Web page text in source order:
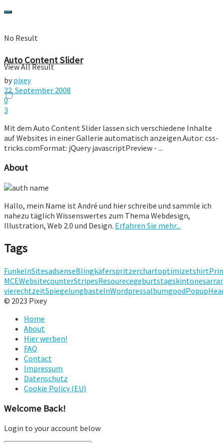
No Result
View All Result
Auto Content Slider
by pixey
22. September 2008
0
3
Mit dem Auto Content Slider lassen sich verschiedene Inhalte
auf Websites in einer Gallerie automatisch anzeigen.Autor: css-
tricks.comFormat: jQuery javascriptPreview - ...
About
Hallo, mein Name ist André und hier schreibe und sammle ich
nahezu täglich Wissenswertes zum Thema Webdesign,
Illustration, Web 2.0 und Design. Erfahren Sie mehr...
Tags
FunkelnSitesadsenseBlingkäferspritzerchartoptimizetshirt
MCEWebsitecounterStripesResourecegeburtstagskintones
vierechtzeitSpiegelungbastelnWordpressalbumgoodPopup
© 2023 Pixey
Home
About
Hier werben!
FAQ
Contact
Impressum
Datenschutz
Cookie Policy (EU)
Welcome Back!
Login to your account below